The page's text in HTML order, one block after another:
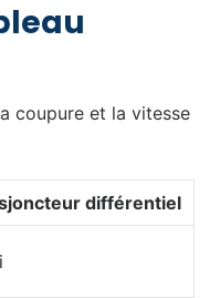
coupure et la vitesse
différentiel